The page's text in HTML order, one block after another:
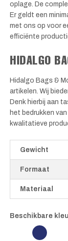
oplage. De
Er geldt een
met ons op voor
efficiënte
HIDALGO
Hidalgo Bags &
artikelen. Wij
Denk hierbij aan
het bedrukken van
kwalitatieve
Gewicht
Formaat
Materiaal
Beschikbare